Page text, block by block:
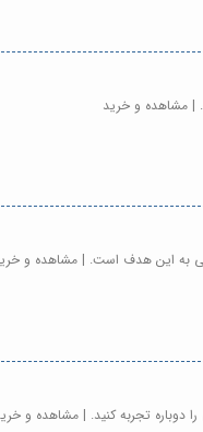
| مشاهده و خرید
به این هدف است. | مشاهده و
دوباره تجربه کنید. | مشاهده و